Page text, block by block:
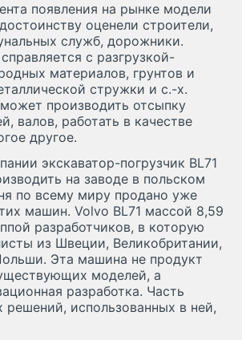
появления на рынке модели
оценели строители,
служб, дорожники.
с разгрузкой-
материалов, грунтов и
стружки и с.-х.
производить отсыпку
валов, работать в качестве
другое.
экскаватор-погрузчик BL71
на заводе в польском
по всему миру продано уже
машин. Volvo BL71 массой 8,59
разработчиков, в которую
из Швеции, Великобритании,
Эта машина не продукт
моделей, а
разработка. Часть
решений, использованных в ней,